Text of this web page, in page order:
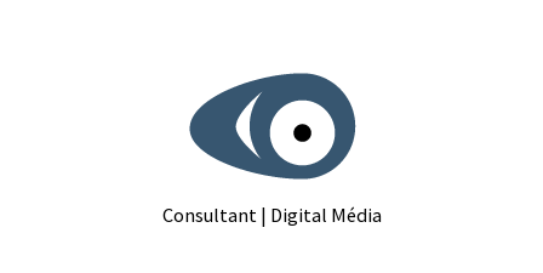
Consultant | Digital Média